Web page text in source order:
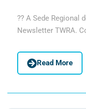
?? A Sede Regional
Newsletter TWRA.
Read More